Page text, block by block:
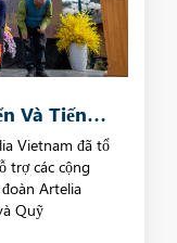
Và Tiến
Vietnam đã tổ
trợ các cộng
Artelia
Quỹ